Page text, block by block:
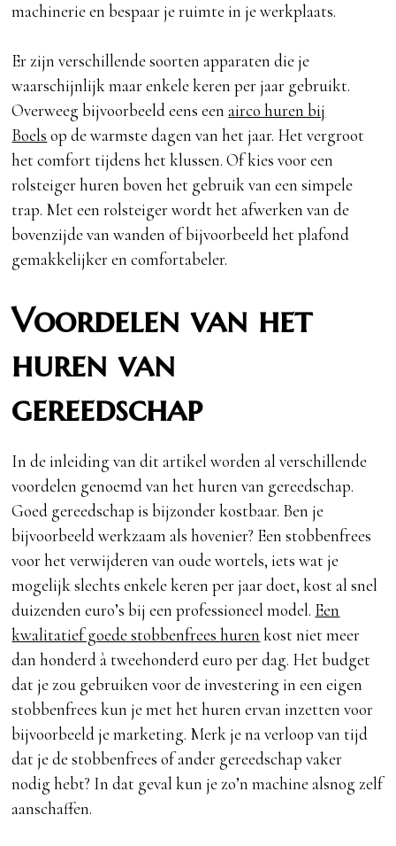
machinerie en bespaar je ruimte in je werkplaats.
Er zijn verschillende soorten apparaten die je
waarschijnlijk maar enkele keren per jaar gebruikt.
Overweeg bijvoorbeeld eens eenairco huren bij
Boels op de warmste dagen van het jaar. Het vergroot
het comfort tijdens het klussen. Of kies voor een
rolsteiger huren boven het gebruik van een simpele
trap. Met een rolsteiger wordt het afwerken van de
bovenzijde van wanden of bijvoorbeeld het plafond
gemakkelijker en comfortabeler.
Voordelen van het
huren van
gereedschap
In de inleiding van dit artikel worden al verschillende
voordelen genoemd van het huren van gereedschap.
Goed gereedschap is bijzonder kostbaar. Ben je
bijvoorbeeld werkzaam als hovenier? Een stobbenfrees
voor het verwijderen van oude wortels, iets wat je
mogelijk slechts enkele keren per jaar doet, kost al snel
duizenden euro’s bij een professioneel model. Een
kwalitatief goede stobbenfrees huren kost niet meer
dan honderd à tweehonderd euro per dag. Het budget
dat je zou gebruiken voor de investering in een eigen
stobbenfrees kun je met het huren ervan inzetten voor
bijvoorbeeld je marketing. Merk je na verloop van tijd
dat je de stobbenfrees of ander gereedschap vaker
nodig hebt? In dat geval kun je zo’n machine alsnog zelf
aanschaffen.